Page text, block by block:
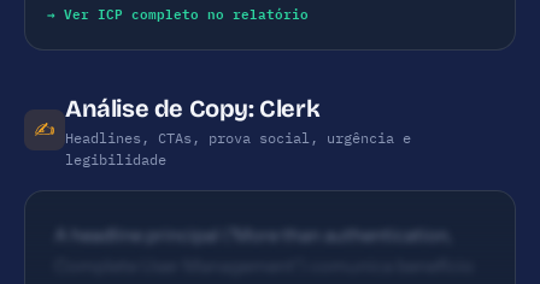
→ Ver ICP completo no relatório
✍️
Análise de Copy: Clerk
Headlines, CTAs, prova social, urgência e
legibilidade
A headline principal ('More than authentication,